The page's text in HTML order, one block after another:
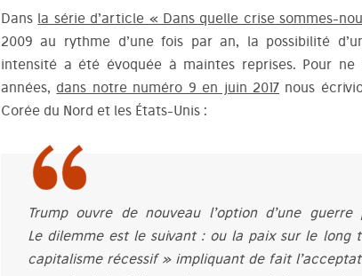
Dans la série d’article « Dans quelle crise sommes-
2009 au rythme d’une fois par an, la possibilité
intensité a été évoquée à maintes reprises. Pour
années, dans notre numéro 9 en juin 2017 nous
Corée du Nord et les États-Unis :
Trump ouvre de nouveau l’option d’une
Le dilemme est le suivant : ou la paix sur le
capitalisme récessif » impliquant de fait